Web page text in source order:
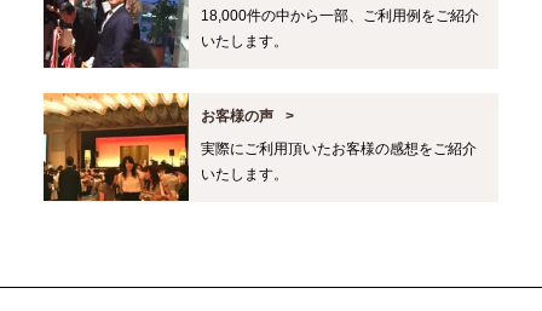
18,000件の中から一部、ご利用例をご紹介
いたします。
お客様の声
実際にご利用頂いたお客様の感想をご紹介
いたします。